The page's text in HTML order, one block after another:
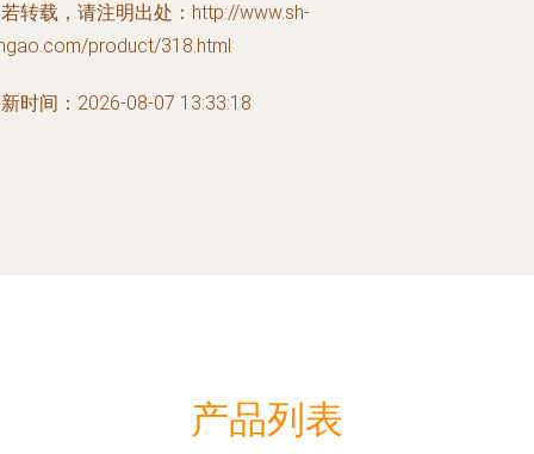
转载，请注明出处：http://www.sh-
product/318.html
时间：2026-08-07 13:33:18
产品列表